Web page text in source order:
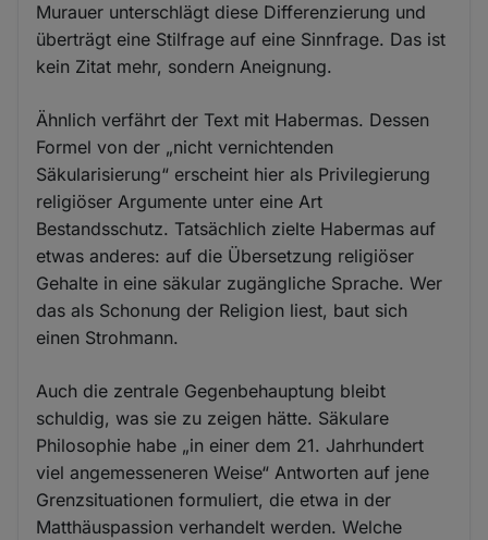
Murauer unterschlägt diese Differenzierung und
überträgt eine Stilfrage auf eine Sinnfrage. Das ist
kein Zitat mehr, sondern Aneignung.
Ähnlich verfährt der Text mit Habermas. Dessen
Formel von der „nicht vernichtenden
Säkularisierung“ erscheint hier als Privilegierung
religiöser Argumente unter eine Art
Bestandsschutz. Tatsächlich zielte Habermas auf
etwas anderes: auf die Übersetzung religiöser
Gehalte in eine säkular zugängliche Sprache. Wer
das als Schonung der Religion liest, baut sich
einen Strohmann.
Auch die zentrale Gegenbehauptung bleibt
schuldig, was sie zu zeigen hätte. Säkulare
Philosophie habe „in einer dem 21. Jahrhundert
viel angemesseneren Weise“ Antworten auf jene
Grenzsituationen formuliert, die etwa in der
Matthäuspassion verhandelt werden. Welche